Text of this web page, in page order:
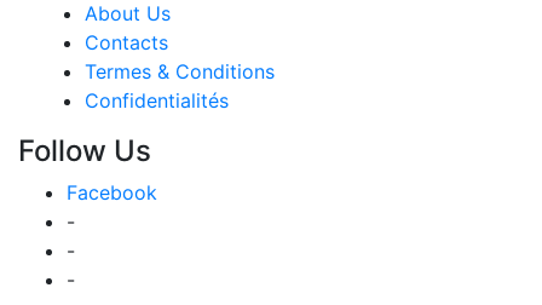
About Us
Contacts
Termes & Conditions
Confidentialités
Follow Us
Facebook
-
-
-